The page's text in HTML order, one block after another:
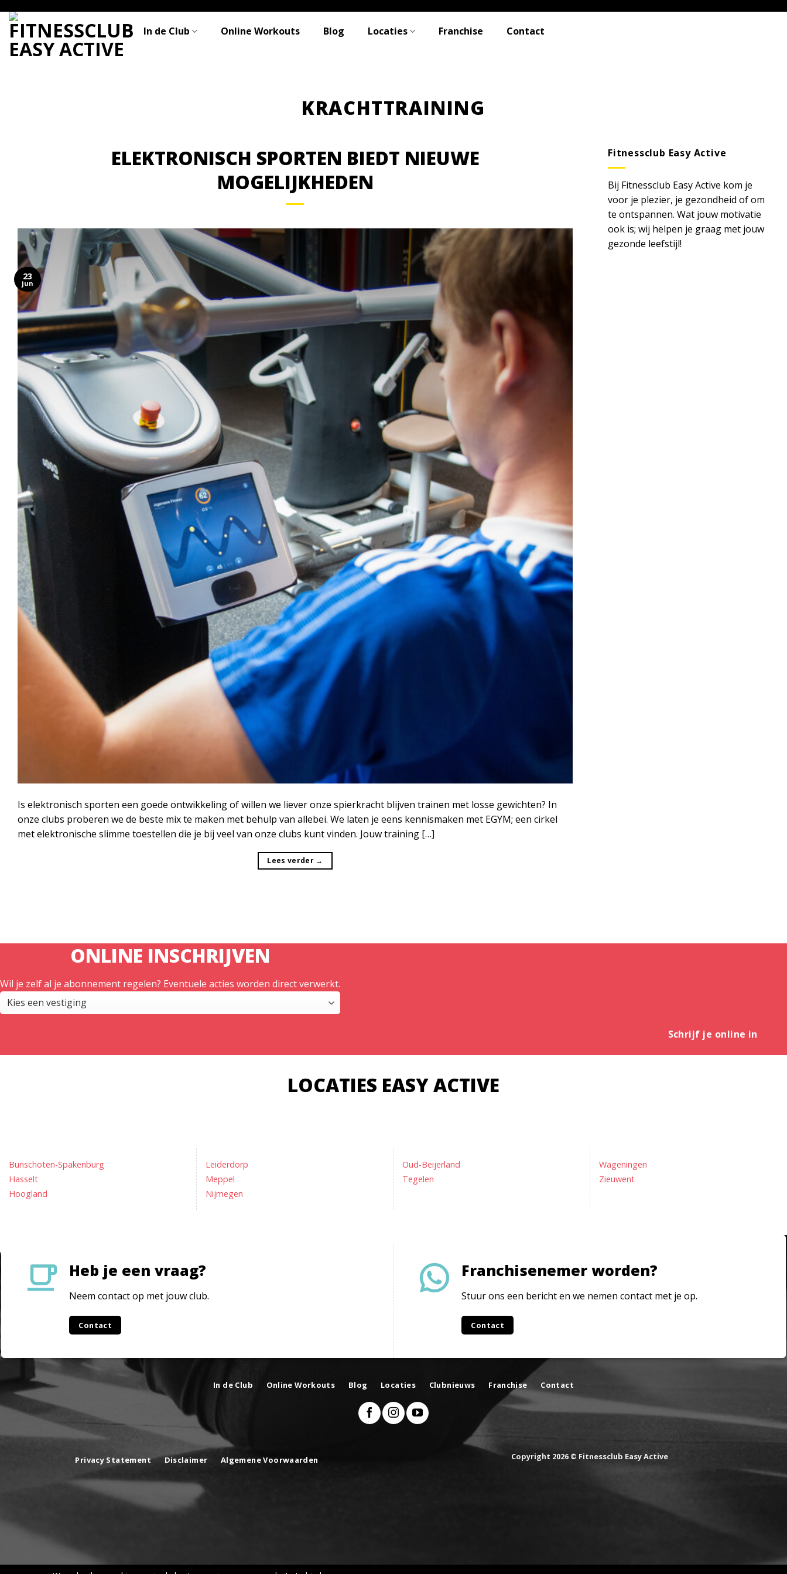
content
In de Club Online Workouts Blog Locaties Franchise Contact
ELEKTRONISCH SPORTEN BIEDT NIEUWE
MOGELIJKHEDEN
23
jun
Is elektronisch sporten een goede ontwikkeling of willen we liever onze spierkracht blijven trainen met losse gewichten? In
onze clubs proberen we de beste mix te maken met behulp van allebei. We laten je eens kennismaken met EGYM; een cirkel
met elektronische slimme toestellen die je bij veel van onze clubs kunt vinden. Jouw training […]
Lees verder →
Fitnessclub Easy Active
Bij Fitnessclub Easy Active kom je
voor je plezier, je gezondheid of om
te ontspannen. Wat jouw motivatie
ook is; wij helpen je graag met jouw
gezonde leefstijl!
ONLINE INSCHRIJVEN
Wil je zelf al je abonnement regelen? Eventuele acties worden direct verwerkt.
Schrijf je online in
LOCATIES EASY ACTIVE
Bunschoten-Spakenburg
Hasselt
Hoogland
Leiderdorp
Meppel
Nijmegen
Oud-Beijerland
Tegelen
Wageningen
Zieuwent
Heb je een vraag?
Neem contact op met jouw club.
Contact
Franchisenemer worden?
Stuur ons een bericht en we nemen contact met je op.
Contact
In de Club Online Workouts Blog Locaties Clubnieuws Franchise Contact
Privacy Statement Disclaimer Algemene Voorwaarden Copyright 2026 © Fitnessclub Easy Active